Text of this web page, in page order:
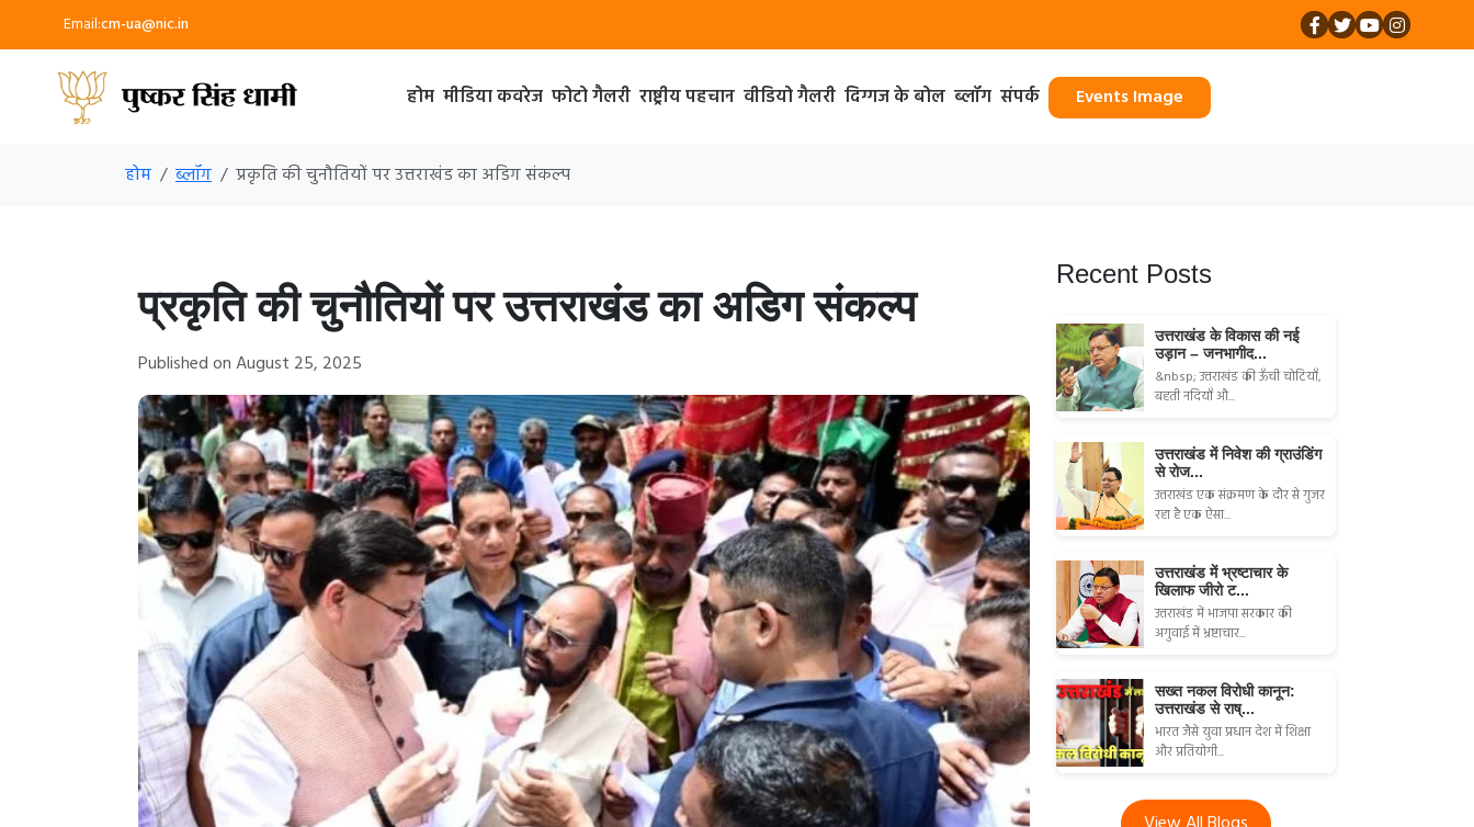
Email:cm-ua@nic.in
होम मीडिया कवरेज फोटो गैलरी राष्ट्रीय पहचान वीडियो गैलरी दिग्गज के बोल ब्लॉग संपर्क Events Image
होम ब्लॉग प्रकृति की चुनौतियों पर उत्तराखंड का अडिग संकल्प
प्रकृति की चुनौतियों पर उत्तराखंड का अडिग संकल्प
Published on August 25, 2025
Recent Posts
उत्तराखंड के विकास की नई
उड़ान – जनभागीद...
&nbsp; उत्तराखंड की ऊँची चोटियाँ,
बहती नदियाँ औ...
उत्तराखंड में निवेश की ग्राउंडिंग
से रोज...
उत्तराखंड एक संक्रमण के दौर से गुजर
रहा है एक ऐसा...
उत्तराखंड में भ्रष्टाचार के
खिलाफ जीरो ट...
उत्तराखंड में भाजपा सरकार की
अगुवाई में भ्रष्टाचार...
सख्त नकल विरोधी कानून:
उत्तराखंड से राष्...
भारत जैसे युवा प्रधान देश में शिक्षा
और प्रतियोगी...